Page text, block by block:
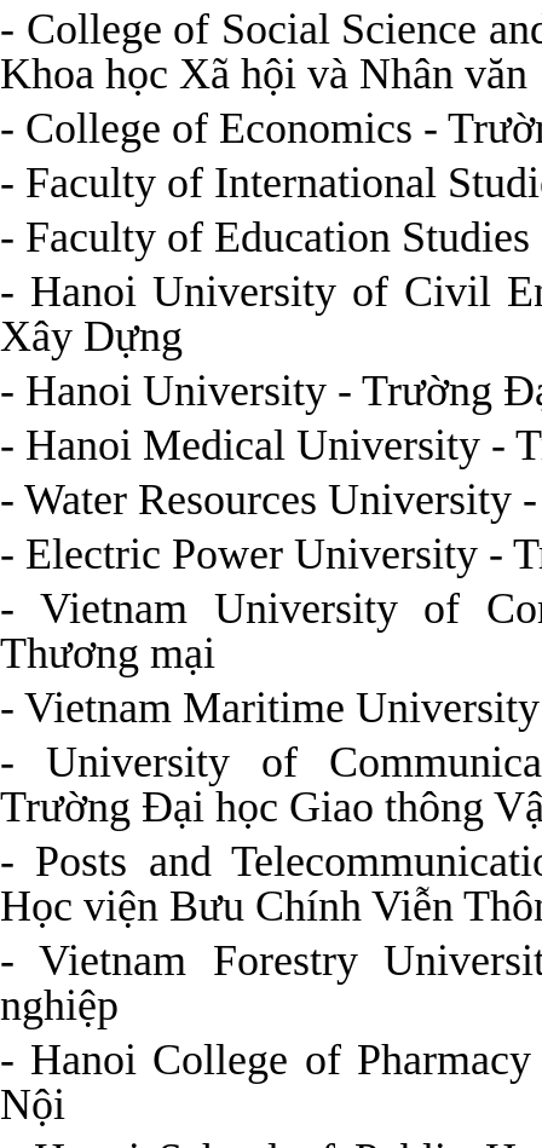
- College of Social Science
Khoa học Xã hội và Nhân văn
- College of Economics -
- Faculty of International
- Faculty of Education
- Hanoi University of Civil
Xây Dựng
- Hanoi University - Trường
- Hanoi Medical University -
- Water Resources
- Electric Power University -
- Vietnam University of
Thương mại
- Vietnam Maritime
- University of
Trường Đại học Giao thông
- Posts and
Học viện Bưu Chính Viễn
- Vietnam Forestry
nghiệp
- Hanoi College of
Nội